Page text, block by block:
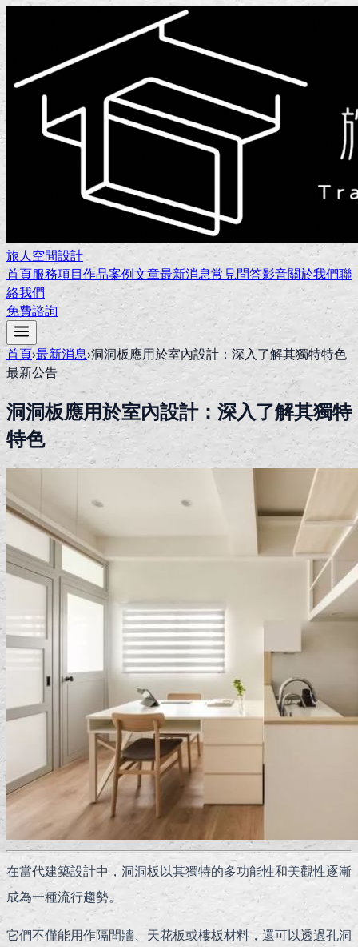
旅人空間設計
首頁服務項目作品案例文章最新消息常見問答影音關於我們聯
絡我們
免費諮詢
首頁›最新消息›洞洞板應用於室內設計：深入了解其獨特特色
最新公告
洞洞板應用於室內設計：深入了解其獨特
特色
在當代建築設計中，洞洞板以其獨特的多功能性和美觀性逐漸
成為一種流行趨勢。
它們不僅能用作隔間牆、天花板或樓板材料，還可以透過孔洞